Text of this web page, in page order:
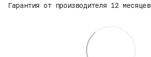
Гарантия от производителя 12 месяцев